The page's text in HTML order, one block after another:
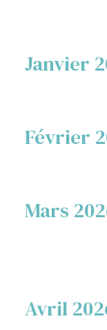
Janvier
Février
Mars
Avril